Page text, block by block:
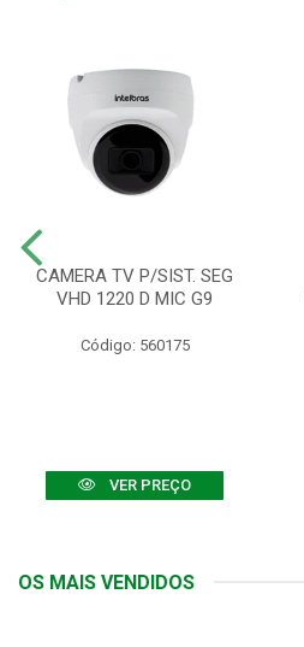
CAMERA TV P/SIST. SEG
VHD 1220 D MIC G9
Código: 560175
VER PREÇO
OS MAIS VENDIDOS